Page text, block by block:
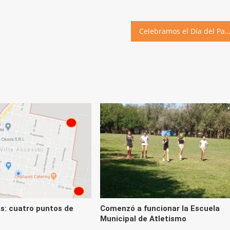
Celebramos el Día del Padre en el club
cuatro puntos de
Comenzó a funcionar la Escuela
Municipal de Atletismo